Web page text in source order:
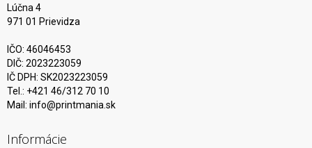
Lúčna 4
971 01 Prievidza
IČO: 46046453
DIČ: 2023223059
IČ DPH: SK2023223059
Tel.: +421 46/312 70 10
Mail: info@printmania.sk
Informácie